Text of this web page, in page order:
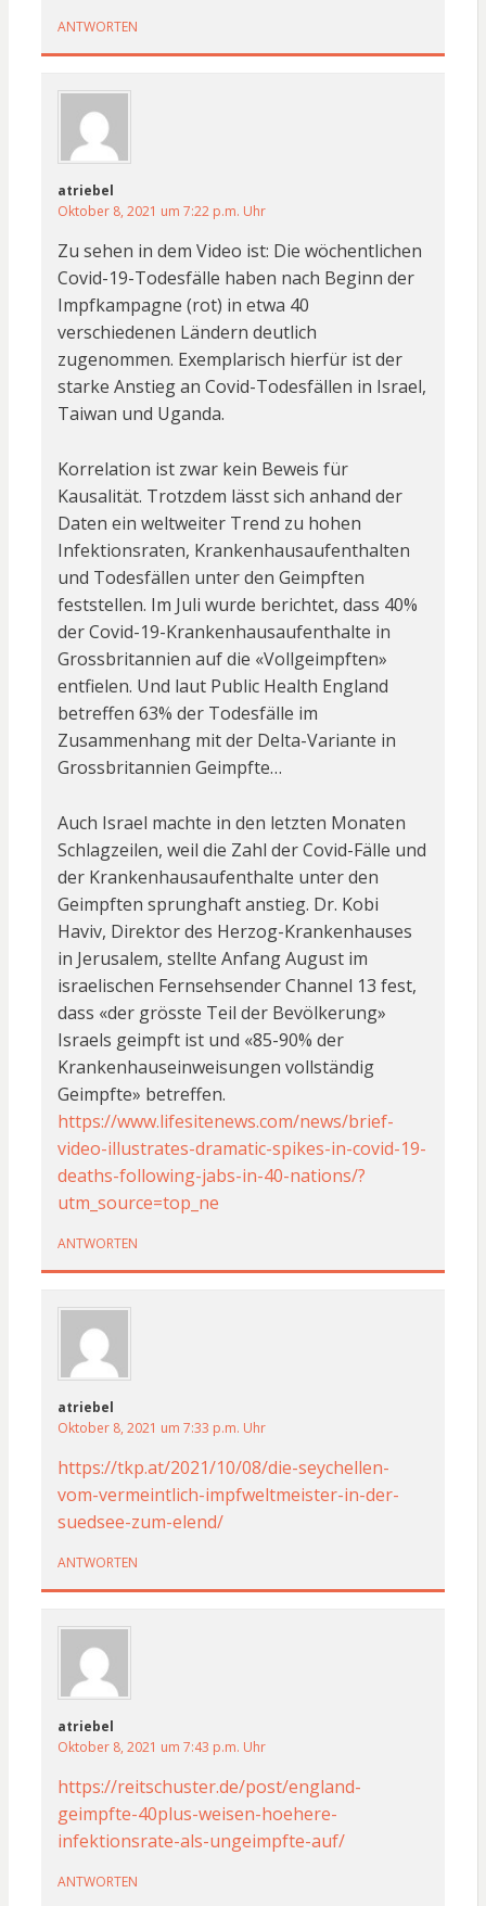
ANTWORTEN
atriebel
Oktober 8, 2021 um 7:22 p.m. Uhr
Zu sehen in dem Video ist: Die wöchentlichen
Covid-19-Todesfälle haben nach Beginn der
Impfkampagne (rot) in etwa 40
verschiedenen Ländern deutlich
zugenommen. Exemplarisch hierfür ist der
starke Anstieg an Covid-Todesfällen in Israel,
Taiwan und Uganda.
Korrelation ist zwar kein Beweis für
Kausalität. Trotzdem lässt sich anhand der
Daten ein weltweiter Trend zu hohen
Infektionsraten, Krankenhausaufenthalten
und Todesfällen unter den Geimpften
feststellen. Im Juli wurde berichtet, dass 40%
der Covid-19-Krankenhausaufenthalte in
Grossbritannien auf die «Vollgeimpften»
entfielen. Und laut Public Health England
betreffen 63% der Todesfälle im
Zusammenhang mit der Delta-Variante in
Grossbritannien Geimpfte…
Auch Israel machte in den letzten Monaten
Schlagzeilen, weil die Zahl der Covid-Fälle und
der Krankenhausaufenthalte unter den
Geimpften sprunghaft anstieg. Dr. Kobi
Haviv, Direktor des Herzog-Krankenhauses
in Jerusalem, stellte Anfang August im
israelischen Fernsehsender Channel 13 fest,
dass «der grösste Teil der Bevölkerung»
Israels geimpft ist und «85-90% der
Krankenhauseinweisungen vollständig
Geimpfte» betreffen.
https://www.lifesitenews.com/news/brief-
video-illustrates-dramatic-spikes-in-covid-19-
deaths-following-jabs-in-40-nations/?
utm_source=top_ne
ANTWORTEN
atriebel
Oktober 8, 2021 um 7:33 p.m. Uhr
https://tkp.at/2021/10/08/die-seychellen-
vom-vermeintlich-impfweltmeister-in-der-
suedsee-zum-elend/
ANTWORTEN
atriebel
Oktober 8, 2021 um 7:43 p.m. Uhr
https://reitschuster.de/post/england-
geimpfte-40plus-weisen-hoehere-
infektionsrate-als-ungeimpfte-auf/
ANTWORTEN